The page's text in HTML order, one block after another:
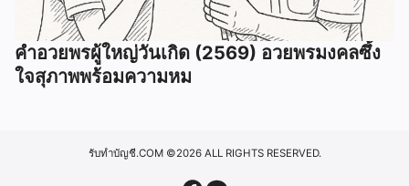
คำอวยพรผู้ใหญ่วันเกิด (2569) อวยพรมงคลซึ้ง
ใจสุภาพพร้อมความหม
รับทำบัญชี.COM©2026 ALL RIGHTS RESERVED.